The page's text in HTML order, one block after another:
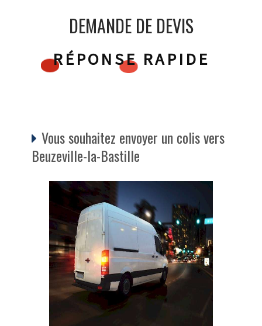
DEMANDE DE DEVIS
RÉPONSE RAPIDE
Vous souhaitez envoyer un colis vers
Beuzeville-la-Bastille